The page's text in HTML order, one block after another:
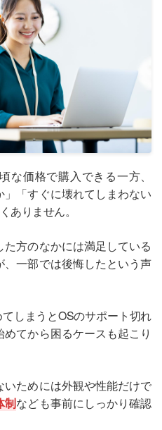
な価格で購入できる一方、
」「すぐに壊れてしまわない
ありません。
方のなかには満足している
一部では後悔したという声
しまうとOSのサポート切れ
てから困るケースも起こり
ためには外観や性能だけで
制なども事前にしっかり確認